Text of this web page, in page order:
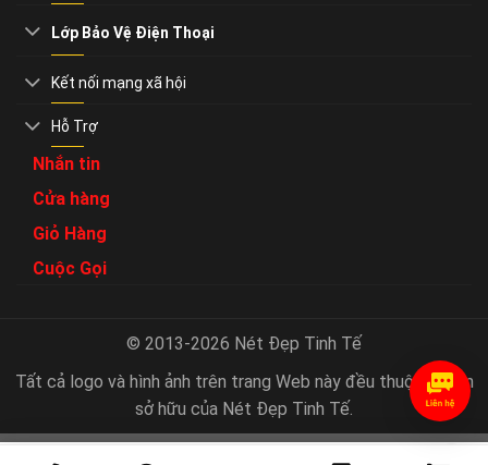
Lớp Bảo Vệ Điện Thoại
Kết nối mạng xã hội
Hỗ Trợ
Nhắn tin
Cửa hàng
Giỏ Hàng
Cuộc Gọi
© 2013-2026 Nét Đẹp Tinh Tế
Tất cả logo và hình ảnh trên trang Web này đều thuộc quyền
sở hữu của Nét Đẹp Tinh Tế.